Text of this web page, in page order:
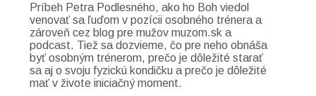
Príbeh Petra Podlesného, ako ho Boh viedol
venovať sa ľuďom v pozícii osobného trénera a
zároveň cez blog pre mužov muzom.sk a
podcast. Tiež sa dozvieme, čo pre neho obnáša
byť osobným trénerom, prečo je dôležité starať
sa aj o svoju fyzickú kondičku a prečo je dôležité
mať v živote iniciačný moment.